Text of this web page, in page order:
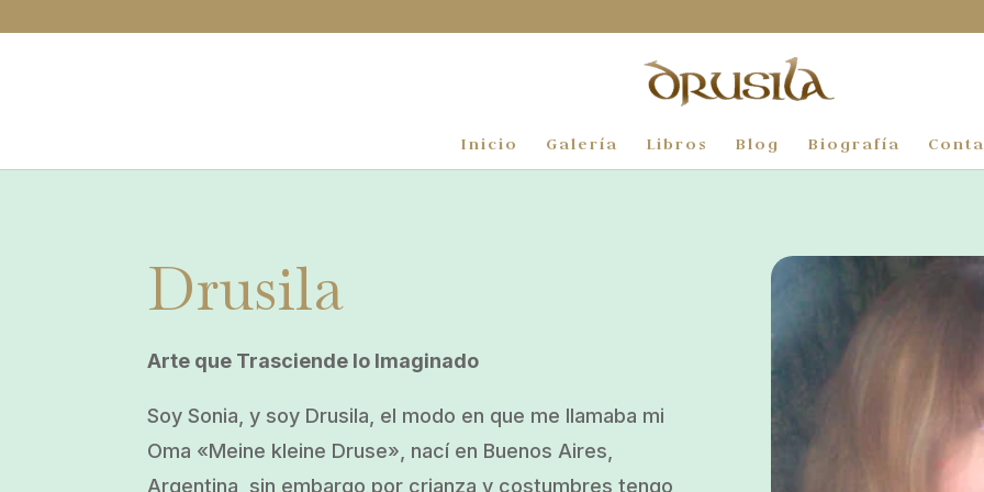
Inicio Galería Libros Blog Biografía
Drusila
Arte que Trasciende lo Imaginado
Soy Sonia, y soy Drusila, el modo en que me llamaba mi
Oma «Meine kleine Druse», nací en Buenos Aires,
Argentina, sin embargo por crianza y costumbres tengo